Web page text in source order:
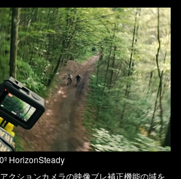
HorizonSteady
クションカメラの映像ブレ補正機能の域を